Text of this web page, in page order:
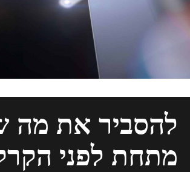
להסביר את מה
מתחת לפני